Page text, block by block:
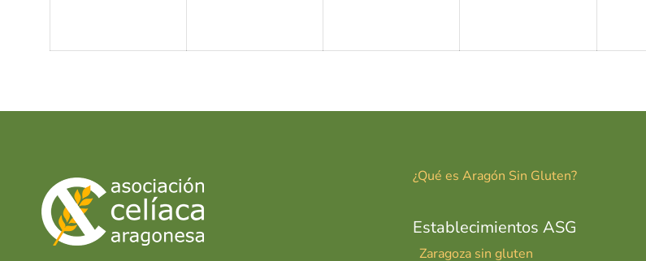
¿Qué es Aragón Sin Gluten?
Establecimientos ASG
Zaragoza sin gluten